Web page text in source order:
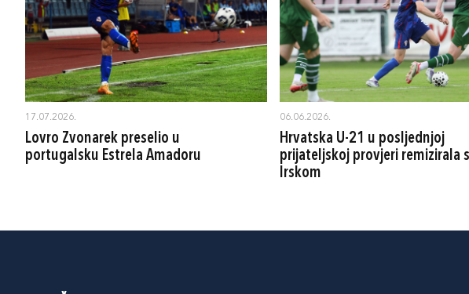
17.07.2026.
Lovro Zvonarek preselio u
portugalsku Estrela Amadoru
06.06.2026.
Hrvatska U-21 u posljednjoj
prijateljskoj provjeri remizirala s
Irskom